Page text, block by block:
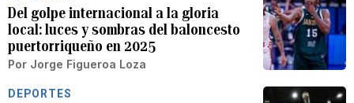
Del golpe internacional a la gloria
local: luces y sombras del baloncesto
puertorriqueño en 2025
Por Jorge Figueroa Loza
DEPORTES